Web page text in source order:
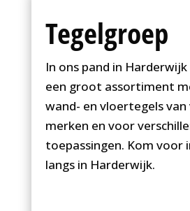
Tegelgroep
In ons pand in
een groot assortiment
wand- en vloertegels van
merken en voor
toepassingen. Kom voor
langs in Harderwijk.